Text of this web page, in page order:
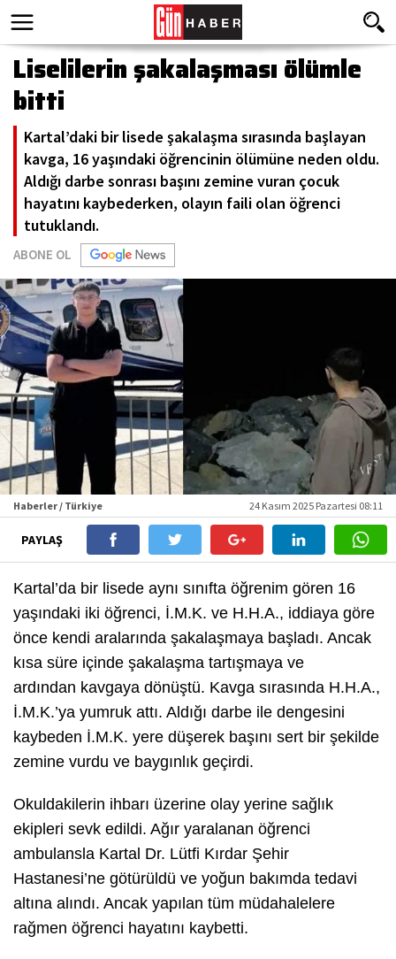
Liselilerin şakalaşması ölümle
bitti
Kartal’daki bir lisede şakalaşma sırasında başlayan
kavga, 16 yaşındaki öğrencinin ölümüne neden oldu.
Aldığı darbe sonrası başını zemine vuran çocuk
hayatını kaybederken, olayın faili olan öğrenci
tutuklandı.
ABONE OL
Haberler / Türkiye 24 Kasım 2025 Pazartesi 08:11
PAYLAŞ
Kartal’da bir lisede aynı sınıfta öğrenim gören 16
yaşındaki iki öğrenci, İ.M.K. ve H.H.A., iddiaya göre
önce kendi aralarında şakalaşmaya başladı. Ancak
kısa süre içinde şakalaşma tartışmaya ve
ardından kavgaya dönüştü. Kavga sırasında H.H.A.,
İ.M.K.’ya yumruk attı. Aldığı darbe ile dengesini
kaybeden İ.M.K. yere düşerek başını sert bir şekilde
zemine vurdu ve baygınlık geçirdi.
Okuldakilerin ihbarı üzerine olay yerine sağlık
ekipleri sevk edildi. Ağır yaralanan öğrenci
ambulansla Kartal Dr. Lütfi Kırdar Şehir
Hastanesi’ne götürüldü ve yoğun bakımda tedavi
altına alındı. Ancak yapılan tüm müdahalelere
rağmen öğrenci hayatını kaybetti.